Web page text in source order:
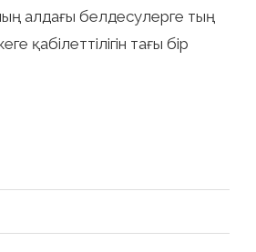
алдағы белдесулерге тың
қабілеттілігін тағы бір